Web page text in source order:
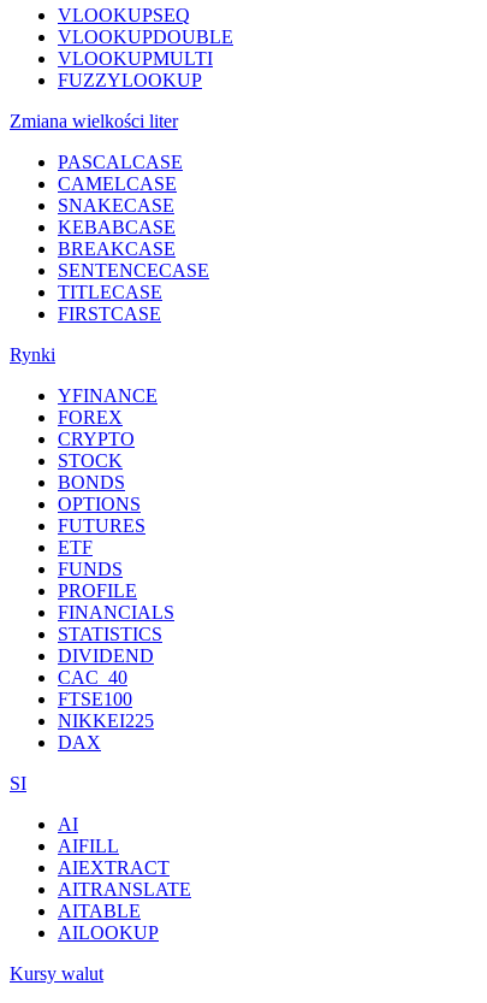
VLOOKUPSEQ
VLOOKUPDOUBLE
VLOOKUPMULTI
FUZZYLOOKUP
Zmiana wielkości liter
PASCALCASE
CAMELCASE
SNAKECASE
KEBABCASE
BREAKCASE
SENTENCECASE
TITLECASE
FIRSTCASE
Rynki
YFINANCE
FOREX
CRYPTO
STOCK
BONDS
OPTIONS
FUTURES
ETF
FUNDS
PROFILE
FINANCIALS
STATISTICS
DIVIDEND
CAC_40
FTSE100
NIKKEI225
DAX
SI
AI
AIFILL
AIEXTRACT
AITRANSLATE
AITABLE
AILOOKUP
Kursy walut